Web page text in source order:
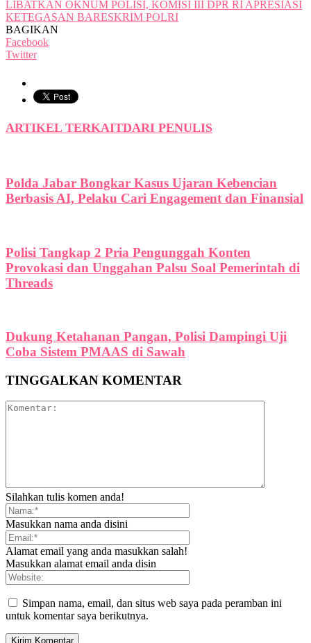
LIBATKAN OKNUM POLISI, KOMISI III DPR RI APRESIASI
KETEGASAN BARESKRIM POLRI
BAGIKAN
Facebook
Twitter
ARTIKEL TERKAITDARI PENULIS
Polda Jabar Bongkar Kasus Ujaran Kebencian
Berbasis AI, Pelaku Cari Engagement dan Finansial
Polisi Tangkap 2 Pria Pengunggah Konten
Provokasi dan Unggahan Palsu Soal Pemerintah di
Threads
Dukung Ketahanan Pangan, Polisi Dampingi Uji
Coba Sistem PMAAS di Sawah
TINGGALKAN KOMENTAR
Silahkan tulis komen anda!
Masukkan nama anda disini
Alamat email yang anda masukkan salah!
Masukkan alamat email anda disin
Simpan nama, email, dan situs web saya pada peramban ini
untuk komentar saya berikutnya.